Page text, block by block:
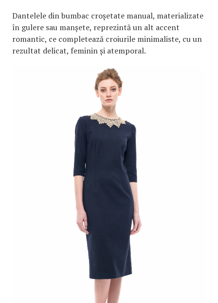
Dantelele din bumbac croșetate manual, materializate
în gulere sau manșete, reprezintă un alt accent
romantic, ce completează croiurile minimaliste, cu un
rezultat delicat, feminin și atemporal.